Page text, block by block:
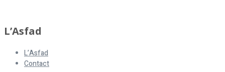
L’Asfad
L’Asfad
Contact